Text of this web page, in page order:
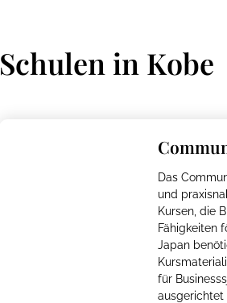
Schulen in Kobe
Das
und
Kursen, die
Fähigkeiten
Japan
für
ausgerichtet